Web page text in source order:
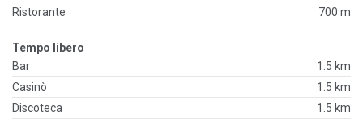
Ristorante
700 m
Tempo libero
Bar
1.5 km
Casinò
1.5 km
Discoteca
1.5 km